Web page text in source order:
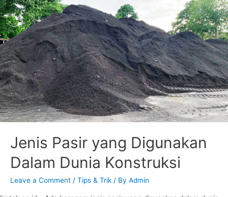
Jenis Pasir yang Digunakan
Dalam Dunia Konstruksi
Leave a Comment / Tips & Trik / By Admin